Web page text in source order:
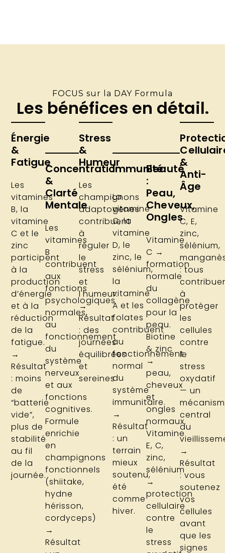
FOCUS sur la DAY Formula
Les bénéfices en détail.
Énergie
&
Fatigue
Les
vitamines
B, la
vitamine
C et le
zinc
participent
à la
production
d’énergie
et à la
réduction
de la
fatigue.
→
Résultat
: moins
de
“batterie
vide”,
plus de
stabilité
au fil
de la
journée.
Concentration
&
Clarté
Mentale
Les
vitamines
B
contribuent
aux
fonctions
psychologiques
normales,
au
fonctionnement
du
système
nerveux
et aux
fonctions
cognitives.
Formule
enrichie
en
champignons
fonctionnels
(shiitake,
hydne
hérisson,
cordyceps)
→
Résultat
Stress
&
Humeur
Les
champignons
adaptogènes
contribuent
à
réguler
le
stress
et
l'humeur.
→
Résultat
: des
journées
équilibrées
et
sereines
Immunité
La
vitamine
C, la
vitamine
D, le
zinc, le
sélénium,
la
vitamine
A et les
folates
contribuent
au
fonctionnement
normal
du
système
immunitaire.
→
Résultat
: un
terrain
mieux
soutenu,
été
comme
hiver.
Beauté
:
Peau,
Cheveux,
Ongles
Vitamine
C →
formation
normale
du
collagène
pour la
peau.
Biotine
& zinc
→
peau,
cheveux
et
ongles
normaux.
Vitamine
E, C,
zinc,
sélénium
→
protection
cellulaire
contre
le
stress
&
Anti-
Âge
Vitamine
C, E,
zinc,
sélénium,
: tous
à
protéger
les
cellules
contre
le
stress
oxydatif
— un
central
du
→
Résultat
: vous
soutenez
vos
cellules
avant
que les
signes